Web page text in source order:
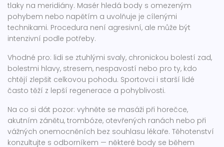
tlaky na meridiány. Masér hledá body s omezeným
pohybem nebo napětím a uvolňuje je cílenými
technikami. Procedura není agresivní, ale může být
intenzivní podle potřeby.
Vhodné pro: lidi se ztuhlými svaly, chronickou bolestí zad,
bolestmi hlavy, stresem, nespavostí nebo pro ty, kdo
chtějí zlepšit celkovou pohodu. Sportovci i starší lidé
často těží z lepší regenerace a pohyblivosti.
Na co si dát pozor: vyhněte se masáži při horečce,
akutním zánětu, trombóze, otevřených ranách nebo při
vážných onemocněních bez souhlasu lékaře. Těhotenství
konzultujte s odborníkem — některé body se během